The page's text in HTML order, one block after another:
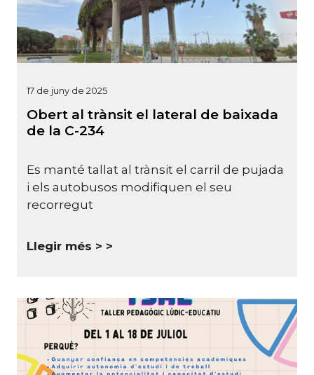
17 de juny de 2025
Obert al trànsit el lateral de baixada
de la C-234
Es manté tallat al trànsit el carril de pujada
i els autobusos modifiquen el seu
recorregut
Llegir més >